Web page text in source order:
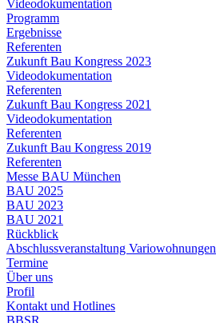
Videodokumentation
Programm
Ergebnisse
Referenten
Zukunft Bau Kongress 2023
Videodokumentation
Referenten
Zukunft Bau Kongress 2021
Videodokumentation
Referenten
Zukunft Bau Kongress 2019
Referenten
Messe BAU München
BAU 2025
BAU 2023
BAU 2021
Rückblick
Abschlussveranstaltung Variowohnungen
Termine
Über uns
Profil
Kontakt und Hotlines
BBSR